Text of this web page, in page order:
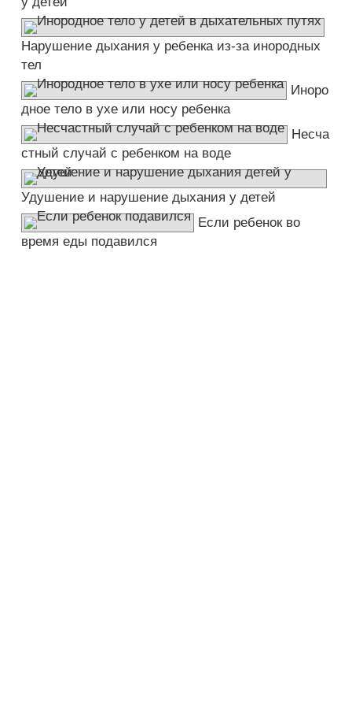
Нарушение дыхания у ребенка из-за инородных
тел
Иноро
дное тело в ухе или носу ребенка
Несча
стный случай с ребенком на воде
Удушение и нарушение дыхания у детей
Если ребенок во
время еды подавился